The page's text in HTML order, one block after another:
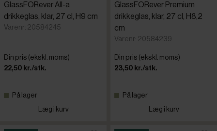
GlassFORever All-a
drikkeglas, klar, 27 cl, H9 cm
Varenr: 20584245
Din pris (ekskl. moms)
22,50 kr./stk.
På lager
Læg i kurv
GlassFORever Premium
drikkeglas, klar, 27 cl, H8,2
cm
Varenr: 20584239
Din pris (ekskl. moms)
23,50 kr./stk.
På lager
Læg i kurv